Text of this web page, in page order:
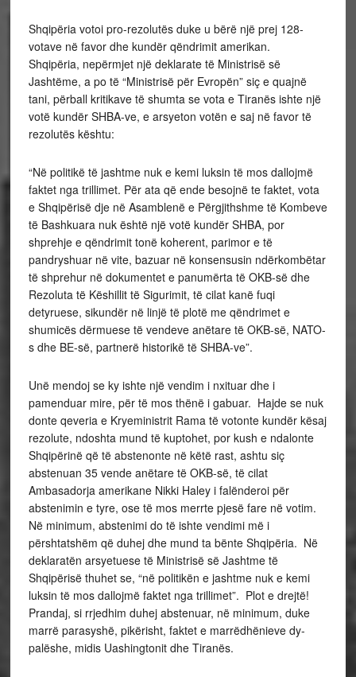
Shqipëria votoi pro-rezolutës duke u bërë një prej 128-
votave në favor dhe kundër qëndrimit amerikan.
Shqipëria, nepërmjet një deklarate të Ministrisë së
Jashtëme, a po të “Ministrisë për Evropën” siç e quajnë
tani, përball kritikave të shumta se vota e Tiranës ishte një
votë kundër SHBA-ve, e arsyeton votën e saj në favor të
rezolutës kështu:
“Në politikë të jashtme nuk e kemi luksin të mos dallojmë
faktet nga trillimet. Për ata që ende besojnë te faktet, vota
e Shqipërisë dje në Asamblenë e Përgjithshme të Kombeve
të Bashkuara nuk është një votë kundër SHBA, por
shprehje e qëndrimit tonë koherent, parimor e të
pandryshuar në vite, bazuar në konsensusin ndërkombëtar
të shprehur në dokumentet e panumërta të OKB-së dhe
Rezoluta të Këshillit të Sigurimit, të cilat kanë fuqi
detyruese, sikundër në linjë të plotë me qëndrimet e
shumicës dërmuese të vendeve anëtare të OKB-së, NATO-
s dhe BE-së, partnerë historikë të SHBA-ve”.
Unë mendoj se ky ishte një vendim i nxituar dhe i
pamenduar mire, për të mos thënë i gabuar. Hajde se nuk
donte qeveria e Kryeministrit Rama të votonte kundër kësaj
rezolute, ndoshta mund të kuptohet, por kush e ndalonte
Shqipërinë që të abstenonte në këtë rast, ashtu siç
abstenuan 35 vende anëtare të OKB-së, të cilat
Ambasadorja amerikane Nikki Haley i falënderoi për
abstenimin e tyre, ose të mos merrte pjesë fare në votim.
Në minimum, abstenimi do të ishte vendimi më i
përshtatshëm që duhej dhe mund ta bënte Shqipëria. Në
deklaratën arsyetuese të Ministrisë së Jashtme të
Shqipërisë thuhet se, “në politikën e jashtme nuk e kemi
luksin të mos dallojmë faktet nga trillimet”. Plot e drejtë!
Prandaj, si rrjedhim duhej abstenuar, në minimum, duke
marrë parasyshë, pikërisht, faktet e marrëdhënieve dy-
palëshe, midis Uashingtonit dhe Tiranës.